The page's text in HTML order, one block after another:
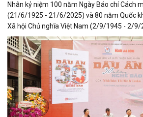
Nhân kỷ niệm 100 năm Ngày Báo chí Cách
(21/6/1925 - 21/6/2025) và 80 năm Quốc
Xã hội Chủ nghĩa Việt Nam (2/9/1945 - 2/9/
tại Đường Sách TP.HCM, Hội Nhà báo
Người Lao Động đã tổ chức lễ ra mắt cuốn
nghề báo”, một công trình giàu ý nghĩa của
Tổng Biên tập Báo Người Lao Động, Ủy viên
Nhà báo TP.HCM.